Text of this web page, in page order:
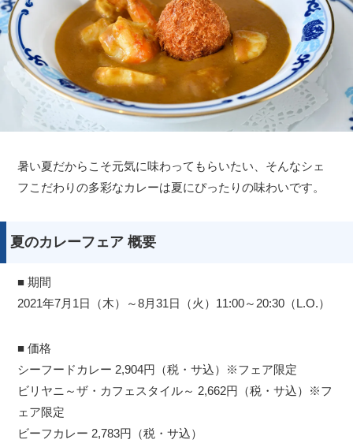
暑い夏だからこそ元気に味わってもらいたい、そんなシェ
フこだわりの多彩なカレーは夏にぴったりの味わいです。
夏のカレーフェア 概要
■ 期間
2021年7月1日（木）～8月31日（火）11:00～20:30（L.O.）
■ 価格
シーフードカレー 2,904円（税・サ込）※フェア限定
ビリヤニ～ザ・カフェスタイル～ 2,662円（税・サ込）※フ
ェア限定
ビーフカレー 2,783円（税・サ込）